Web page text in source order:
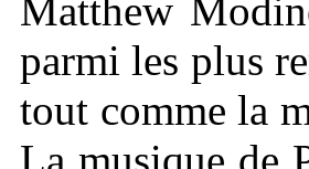
Matthew
parmi les plus
tout comme la